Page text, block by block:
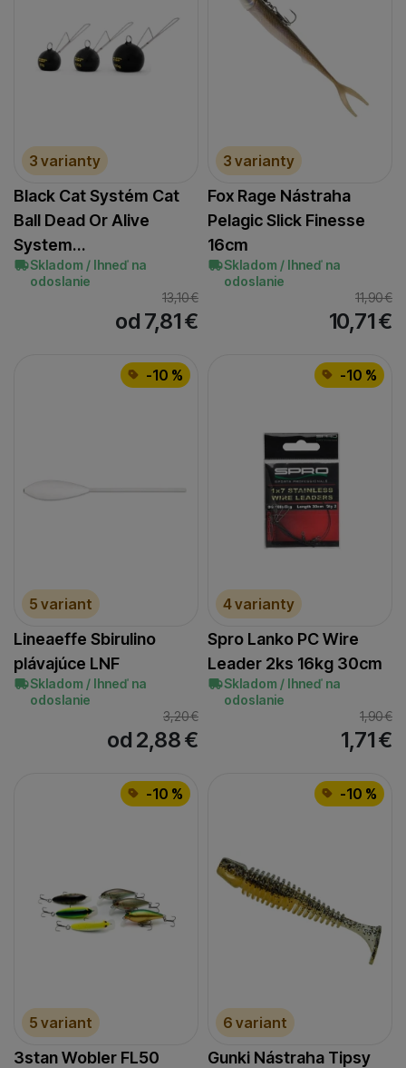
3 varianty
Black Cat Systém Cat
Ball Dead Or Alive
System…
Skladom / Ihneď na
odoslanie
13,10€
od 7,81€
3 varianty
Fox Rage Nástraha
Pelagic Slick Finesse
16cm
Skladom / Ihneď na
odoslanie
11,90€
10,71€
-10 %
5 variant
Lineaeffe Sbirulino
plávajúce LNF
Skladom / Ihneď na
odoslanie
3,20€
od 2,88€
-10 %
4 varianty
Spro Lanko PC Wire
Leader 2ks 16kg 30cm
Skladom / Ihneď na
odoslanie
1,90€
1,71€
-10 %
5 variant
3stan Wobler FL50
-10 %
6 variant
Gunki Nástraha Tipsy